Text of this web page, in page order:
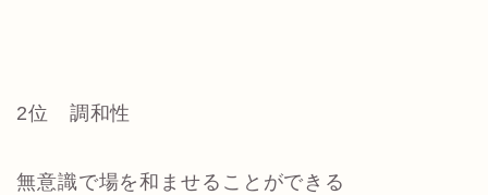
2位 調和性
無意識で場を和ませることができる